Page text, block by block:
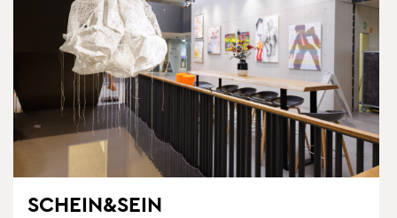
SCHEIN&SEIN